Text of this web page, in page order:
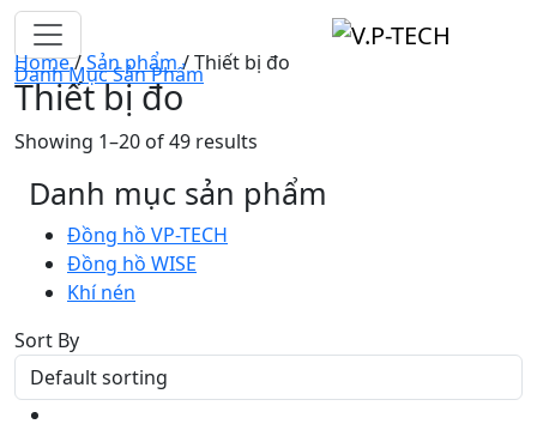
Danh Mục Sản Phẩm
Home/Sản phẩm/ Thiết bị đo
Thiết bị đo
Showing 1–20 of 49 results
Danh mục sản phẩm
Đồng hồ VP-TECH
Đồng hồ WISE
Khí nén
Sort By